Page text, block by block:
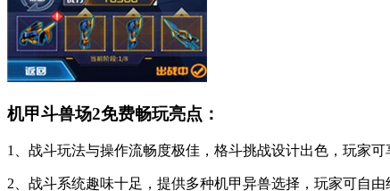
机甲斗兽场2免费畅玩亮点：
1、战斗玩法与操作流畅度极佳，格斗挑战设计出色，玩家可
2、战斗系统趣味十足，提供多种机甲异兽选择，玩家可自由